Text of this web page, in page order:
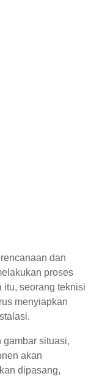
dan
proses
itu, seorang teknisi
menyiapkan
gambar situasi,
akan
dipasang,